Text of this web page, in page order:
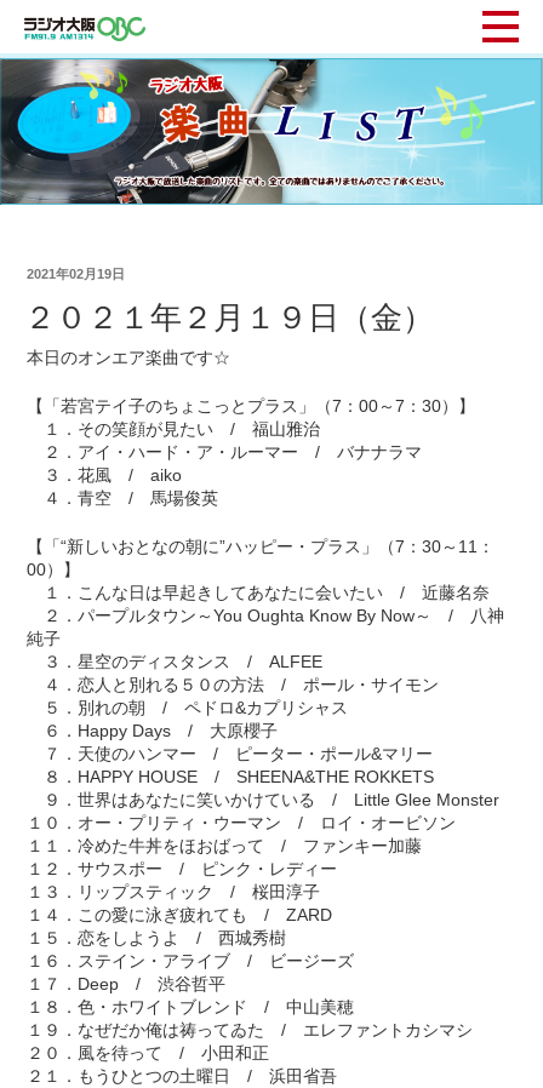
2021年02月19日
２０２１年２月１９日（金）
本日のオンエア楽曲です☆
【「若宮テイ子のちょこっとプラス」（7：00～7：30）】
１．その笑顔が見たい / 福山雅治
２．アイ・ハード・ア・ルーマー / バナナラマ
３．花風 / aiko
４．青空 / 馬場俊英
【「“新しいおとなの朝に”ハッピー・プラス」（7：30～11：
00）】
１．こんな日は早起きしてあなたに会いたい / 近藤名奈
２．パープルタウン～You Oughta Know By Now～ / 八神
純子
３．星空のディスタンス / ALFEE
４．恋人と別れる５０の方法 / ポール・サイモン
５．別れの朝 / ペドロ&カプリシャス
６．Happy Days / 大原櫻子
７．天使のハンマー / ピーター・ポール&マリー
８．HAPPY HOUSE / SHEENA&THE ROKKETS
９．世界はあなたに笑いかけている / Little Glee Monster
１０．オー・プリティ・ウーマン / ロイ・オービソン
１１．冷めた牛丼をほおばって / ファンキー加藤
１２．サウスポー / ピンク・レディー
１３．リップスティック / 桜田淳子
１４．この愛に泳ぎ疲れても / ZARD
１５．恋をしようよ / 西城秀樹
１６．ステイン・アライブ / ビージーズ
１７．Deep / 渋谷哲平
１８．色・ホワイトブレンド / 中山美穂
１９．なぜだか俺は祷ってゐた / エレファントカシマシ
２０．風を待って / 小田和正
２１．もうひとつの土曜日 / 浜田省吾